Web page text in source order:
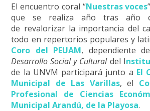
El encuentro coral “Nuestras voces
que se realiza año tras año
de revalorizar la importancia del
todo en repertorios populares y
Coro del PEUAM, dependiente
Desarrollo Social y Culturaldel I
de la UNVM participará junto a El
Municipal de Las Varillas, el
Profesional de Ciencias
Municipal Arandú, de la Playosa.